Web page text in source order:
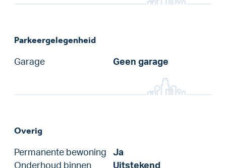
Parkeergelegenheid
Garage Geen garage
Overig
Permanente bewoning
Ja
Onderhoud binnen
Uitstekend